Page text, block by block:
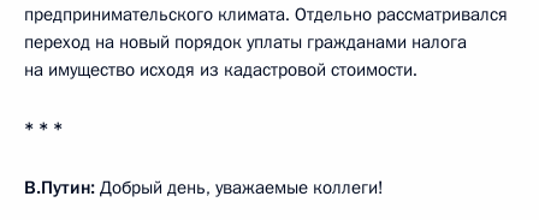
предпринимательского климата. Отдельно рассматривался
переход на новый порядок уплаты гражданами налога
на имущество исходя из кадастровой стоимости.
* * *
В.Путин: Добрый день, уважаемые коллеги!